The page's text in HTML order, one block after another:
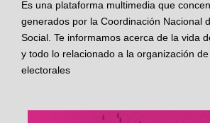
Es una plataforma multimedia que
generados por la Coordinación Nacional
Social. Te informamos acerca de la vida
y todo lo relacionado a la organización
electorales